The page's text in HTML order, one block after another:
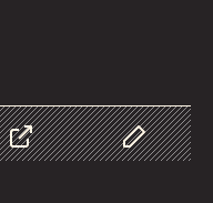
分享
自訂資料